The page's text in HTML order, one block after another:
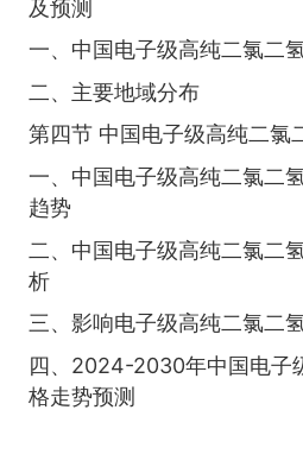
及预测
一、中国电子级高纯二氯二
二、主要地域分布
第四节 中国电子级高纯二氯
一、中国电子级高纯二氯二
趋势
二、中国电子级高纯二氯二
析
三、影响电子级高纯二氯二
四、2024-2030年中国电子
格走势预测